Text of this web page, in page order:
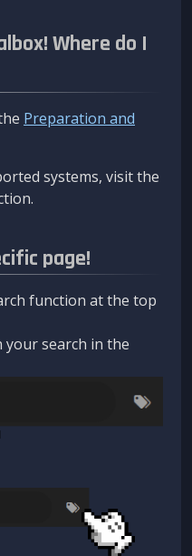
Where do I
Preparation and
systems, visit the
page!
function at the top
your search in the